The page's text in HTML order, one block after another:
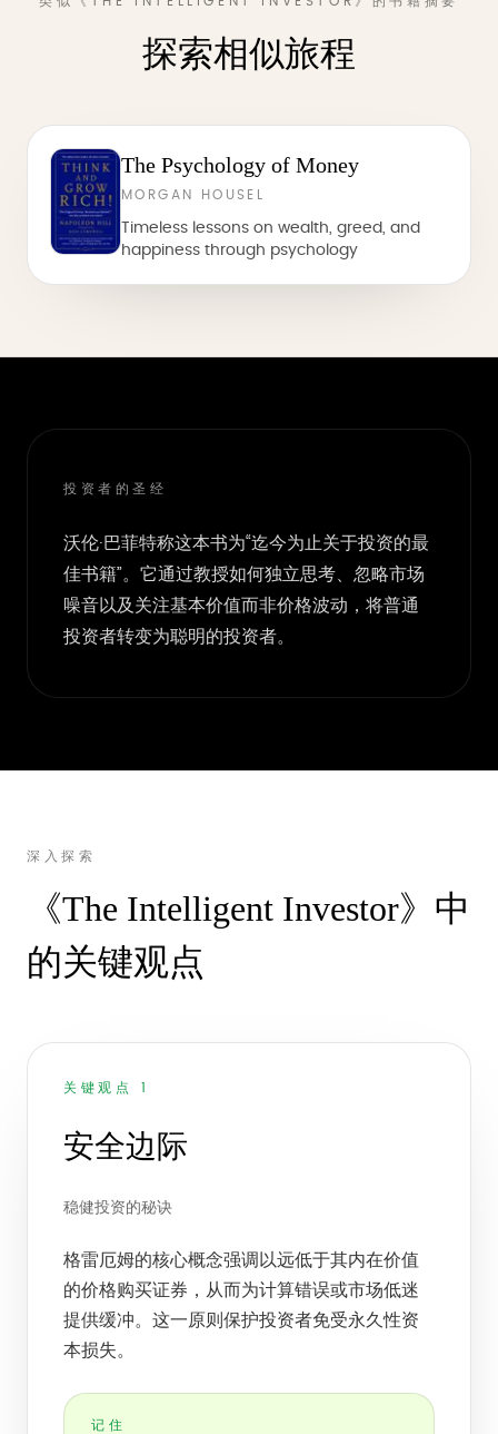
探索相似旅程
The Psychology of Money
MORGAN HOUSEL
Timeless lessons on wealth, greed, and
happiness through psychology
投资者的圣经
沃伦·巴菲特称这本书为“迄今为止关于投资的最
佳书籍”。它通过教授如何独立思考、忽略市场
噪音以及关注基本价值而非价格波动，将普通
投资者转变为聪明的投资者。
深入探索
《The Intelligent Investor》中
的关键观点
关键观点 1
安全边际
稳健投资的秘诀
格雷厄姆的核心概念强调以远低于其内在价值
的价格购买证券，从而为计算错误或市场低迷
提供缓冲。这一原则保护投资者免受永久性资
本损失。
记住